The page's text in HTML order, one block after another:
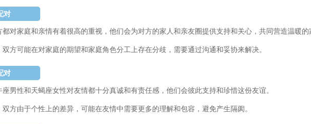
对
都对家庭和亲情有着很高的重视，他们会为对方的家人和亲友圈提供支持和关心，共同营造温暖的
双方可能在对家庭的期望和家庭角色分工上存在分歧，需要通过沟通和妥协来解决。
对
座男性和天蝎座女性对友情都十分真诚和有责任感，他们会彼此支持和珍惜这份友谊。
双方由于个性上的差异，可能在友情中需要更多的理解和包容，避免产生隔阂。